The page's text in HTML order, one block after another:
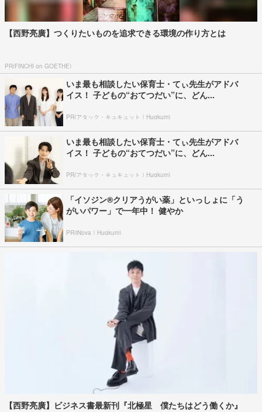
【西野亮廣】つくりたいものを追求できる環境の作り方とは
PR(FINCHI on GOETHE)
いま最も相談したい保育士・てぃ先生がアドバ
イス！ 子どもの“おてつだい”に、どん...
PR(アタック・キュキュット｜Hugkum)
いま最も相談したい保育士・てぃ先生がアドバ
イス！ 子どもの“おてつだい”に、どん...
PR(アタック・キュキュット｜Hugkum)
「イソジン®クリアうがい薬」といっしょに「う
がいパワー」で一年中！ 健やか
PR(iNova｜Hugkum)
【西野亮廣】ビジネス書最新刊『北極星 僕たちはどう働くか』